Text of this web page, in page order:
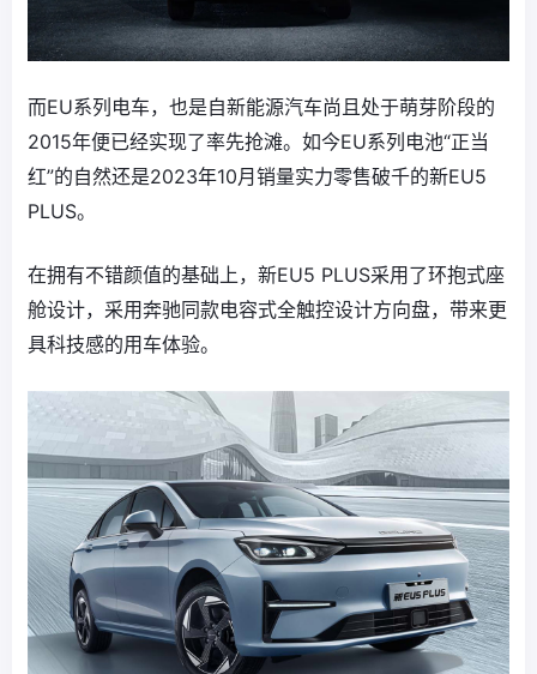
而EU系列电车，也是自新能源汽车尚且处于萌芽阶段的
2015年便已经实现了率先抢滩。如今EU系列电池“正当
红”的自然还是2023年10月销量实力零售破千的新EU5
PLUS。
在拥有不错颜值的基础上，新EU5 PLUS采用了环抱式座
舱设计，采用奔驰同款电容式全触控设计方向盘，带来更
具科技感的用车体验。